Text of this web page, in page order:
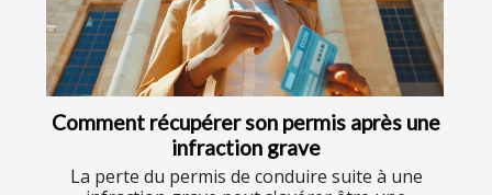
Comment récupérer son permis après une
infraction grave
La perte du permis de conduire suite à une